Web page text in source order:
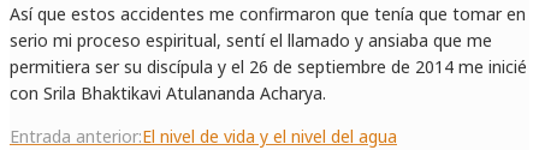
Así que estos accidentes me confirmaron que tenía que tomar en
serio mi proceso espiritual, sentí el llamado y ansiaba que me
permitiera ser su discípula y el 26 de septiembre de 2014 me inicié
con Srila Bhaktikavi Atulananda Acharya.
Navegación
Entrada anterior:El nivel de vida y el nivel del agua